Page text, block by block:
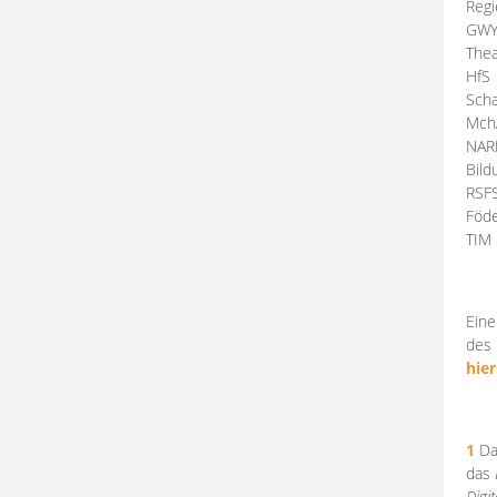
HfS
des
hier
1
das